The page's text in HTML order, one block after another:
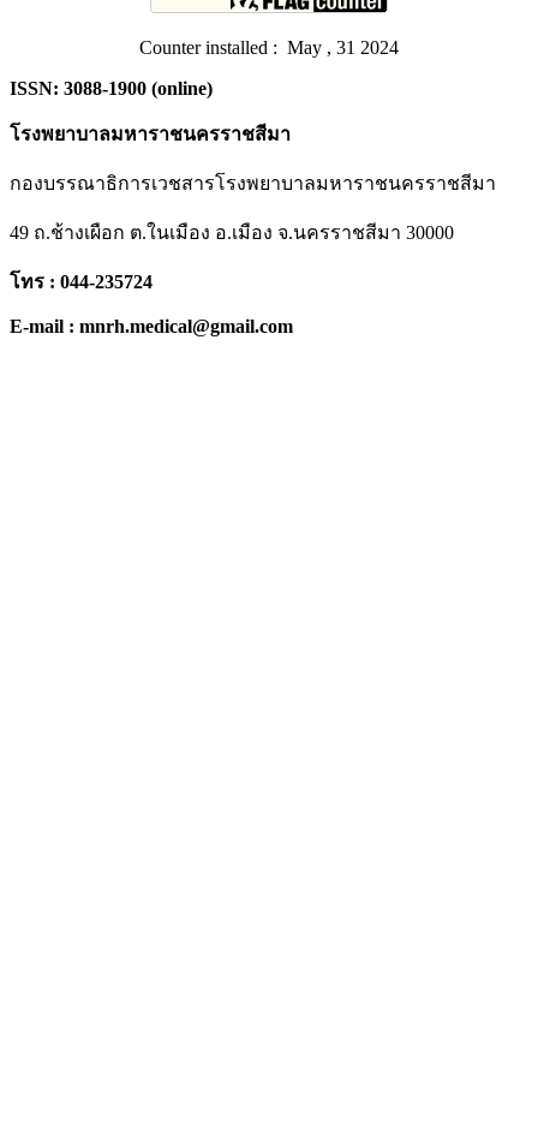
Counter installed : May , 31 2024
ISSN: 3088-1900 (online)
โรงพยาบาลมหาราชนครราชสีมา
กองบรรณาธิการเวชสารโรงพยาบาลมหาราชนครราชสีมา
49 ถ.ช้างเผือก ต.ในเมือง อ.เมือง จ.นครราชสีมา 30000
โทร : 044-235724
E-mail : mnrh.medical@gmail.com